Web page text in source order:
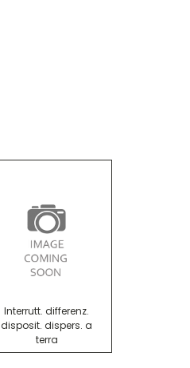
Interrutt. differenz.
disposit. dispers. a
terra